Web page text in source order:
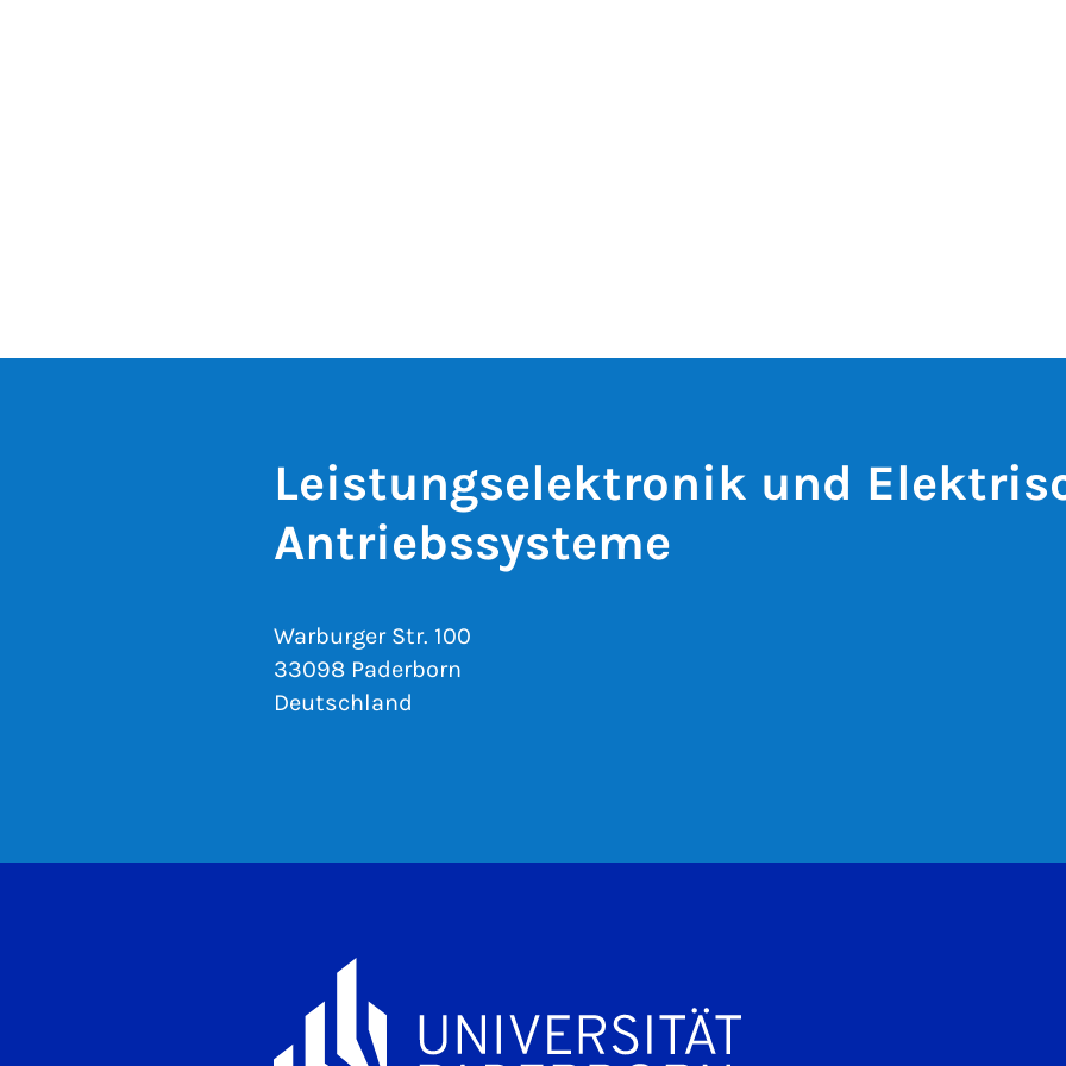
Leistungselektronik und
Antriebssysteme
Warburger Str. 100
33098 Paderborn
Deutschland